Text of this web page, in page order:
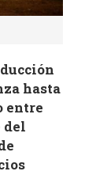
hasta
entre
del